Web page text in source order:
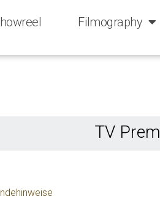
Filmography
TV